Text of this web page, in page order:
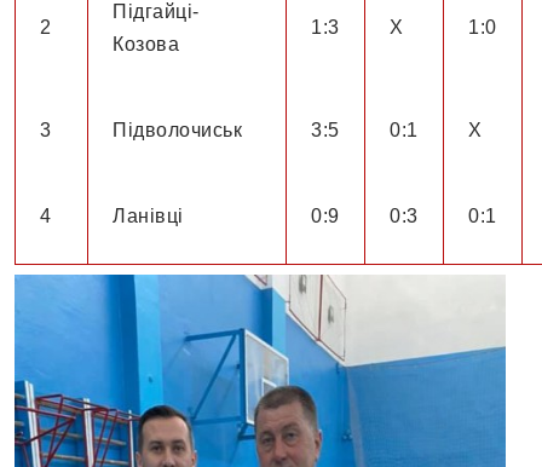
2
Підгайці-
Козова
1:3 Х 1:0
3 Підволочиськ 3:5 0:1 Х
4 Ланівці 0:9 0:3 0:1